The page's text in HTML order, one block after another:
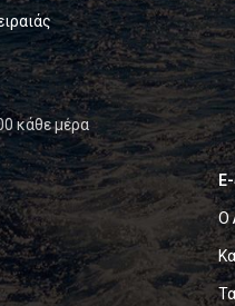
κάθε μέρα
Ο